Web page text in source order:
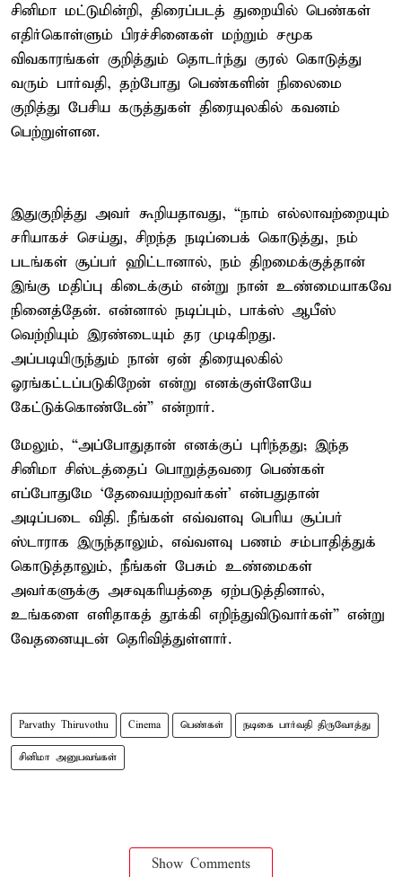
சினிமா மட்டுமின்றி, திரைப்படத் துறையில் பெண்கள்
எதிர்கொள்ளும் பிரச்சினைகள் மற்றும் சமூக
விவகாரங்கள் குறித்தும் தொடர்ந்து குரல் கொடுத்து
வரும் பார்வதி, தற்போது பெண்களின் நிலைமை
குறித்து பேசிய கருத்துகள் திரையுலகில் கவனம்
பெற்றுள்ளன.
இதுகுறித்து அவர் கூறியதாவது, “நாம் எல்லாவற்றையும்
சரியாகச் செய்து, சிறந்த நடிப்பைக் கொடுத்து, நம்
படங்கள் சூப்பர் ஹிட்டானால், நம் திறமைக்குத்தான்
இங்கு மதிப்பு கிடைக்கும் என்று நான் உண்மையாகவே
நினைத்தேன். என்னால் நடிப்பும், பாக்ஸ் ஆபீஸ்
வெற்றியும் இரண்டையும் தர முடிகிறது.
அப்படியிருந்தும் நான் ஏன் திரையுலகில்
ஓரங்கட்டப்படுகிறேன் என்று எனக்குள்ளேயே
கேட்டுக்கொண்டேன்” என்றார்.
மேலும், “அப்போதுதான் எனக்குப் புரிந்தது; இந்த
சினிமா சிஸ்டத்தைப் பொறுத்தவரை பெண்கள்
எப்போதுமே ‘தேவையற்றவர்கள்’ என்பதுதான்
அடிப்படை விதி. நீங்கள் எவ்வளவு பெரிய சூப்பர்
ஸ்டாராக இருந்தாலும், எவ்வளவு பணம் சம்பாதித்துக்
கொடுத்தாலும், நீங்கள் பேசும் உண்மைகள்
அவர்களுக்கு அசவுகரியத்தை ஏற்படுத்தினால்,
உங்களை எளிதாகத் தூக்கி எறிந்துவிடுவார்கள்” என்று
வேதனையுடன் தெரிவித்துள்ளார்.
Parvathy Thiruvothu Cinema பெண்கள் நடிகை பார்வதி திருவோத்து
சினிமா அனுபவங்கள்
Show Comments